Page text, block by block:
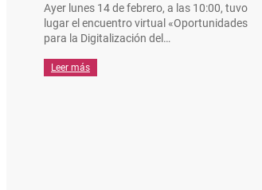
Ayer lunes 14 de febrero, a las 10:00, tuvo
lugar el encuentro virtual «Oportunidades
para la Digitalización del…
Leer más